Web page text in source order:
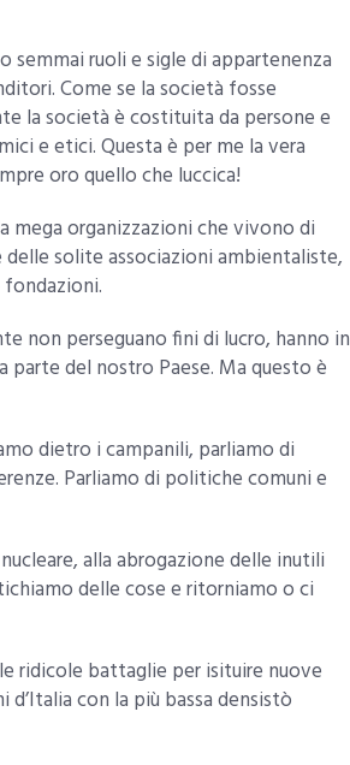
ruoli e sigle di appartenenza
Come se la società fosse
la società è costituita da persone e
e etici. Questa è per me la vera
oro quello che luccica!
organizzazioni che vivono di
solite associazioni ambientaliste,
non perseguano fini di lucro, hanno in
parte del nostro Paese. Ma questo è
dietro i campanili, parliamo di
Parliamo di politiche comuni e
alla abrogazione delle inutili
delle cose e ritorniamo o ci
ridicole battaglie per isituire nuove
con la più bassa densistò